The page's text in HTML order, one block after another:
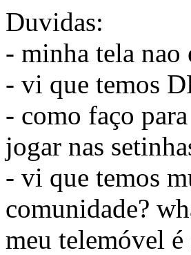
Duvidas:
- minha tela nao
- vi que temos
- como faço
jogar nas
- vi que temos
comunidade?
meu telemóvel